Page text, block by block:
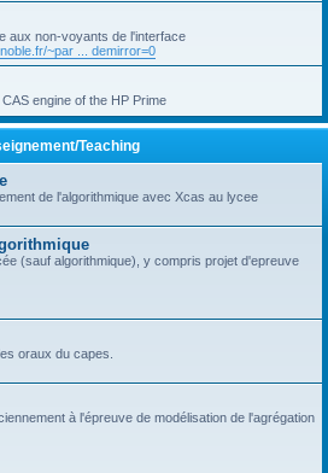
aux non-voyants de l'interface
~par ... demirror=0
engine of the HP Prime
Teaching
de l'algorithmique avec Xcas au lycee
(sauf algorithmique), y compris projet d'epreuve
oraux du capes.
à l'épreuve de modélisation de l'agrégation